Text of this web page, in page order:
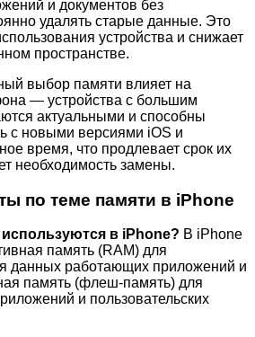
и документов без
удалять старые данные. Это
устройства и снижает
пространстве.
выбор памяти влияет на
— устройства с большим
актуальными и способны
с новыми версиями iOS и
время, что продлевает срок их
необходимость замены.
по теме памяти в iPhone
в iPhone? В iPhone
память (RAM) для
данных работающих приложений и
память (флеш-память) для
и пользовательских